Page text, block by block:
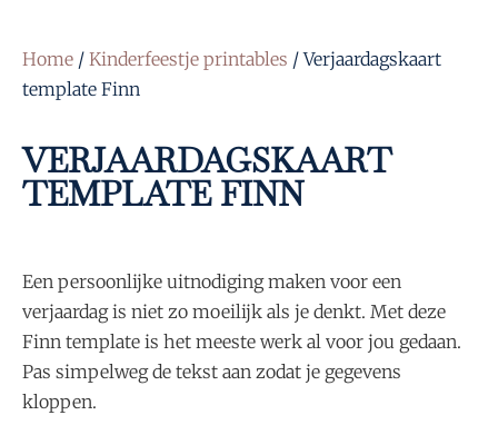
Home / Kinderfeestje printables / Verjaardagskaart
template Finn
VERJAARDAGSKAART
TEMPLATE FINN
Een persoonlijke uitnodiging maken voor een
verjaardag is niet zo moeilijk als je denkt. Met deze
Finn template is het meeste werk al voor jou gedaan.
Pas simpelweg de tekst aan zodat je gegevens
kloppen.